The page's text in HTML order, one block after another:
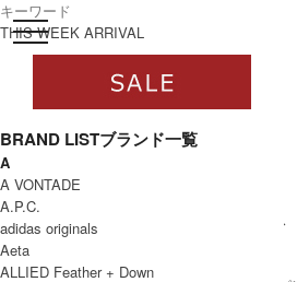
toggle navigation
ログイン
すべて
WOMEN
WOMEN ALL ITEM
/ ワンピース
SKIRT
THIS WEEK ARRIVAL
BRAND LISTブランド一覧
A
A VONTADE
A.P.C.
adidas originals
Aeta
ALLIED Feather + Down